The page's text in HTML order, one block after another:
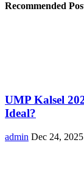
Recommended
UMP Kalsel
Ideal?
admin Dec 24, 2025